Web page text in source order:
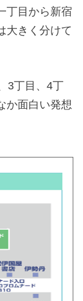
丁目から新宿
大きく分けて
3丁目、4丁
か面白い発想